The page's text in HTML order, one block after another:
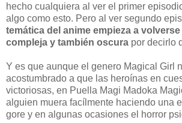
hecho cualquiera al ver el primer
algo como esto. Pero al ver segundo
temática del anime empieza a
compleja y también oscura por decirlo
Y es que aunque el genero Magical Girl
acostumbrado a que las heroínas en
victoriosas, en Puella Magi Madoka
alguien muera facílmente haciendo una
gore y en algunas ocasiones el horror